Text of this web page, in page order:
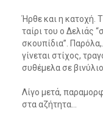
Ήρθε και η κατοχή.
ταίρι του ο Δελιάς
σκουπίδια”.
γίνεται στίχος,
συθέμελα σε
Λίγο μετά,
στα αζήτητα…